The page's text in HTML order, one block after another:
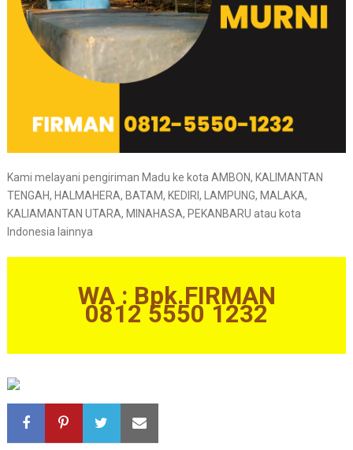
Kami melayani pengiriman Madu ke kota AMBON, KALIMANTAN
TENGAH, HALMAHERA, BATAM, KEDIRI, LAMPUNG, MALAKA,
KALIAMANTAN UTARA, MINAHASA, PEKANBARU atau kota
Indonesia lainnya
WA : Bpk.FIRMAN
0812 5550 1232